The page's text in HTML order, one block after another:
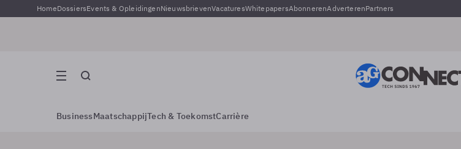
HomeDossiersEvents & OpleidingenNieuwsbrievenVacaturesWhitepapersAbonnerenAdverterenPartners
BusinessMaatschappijTech & ToekomstCarrière